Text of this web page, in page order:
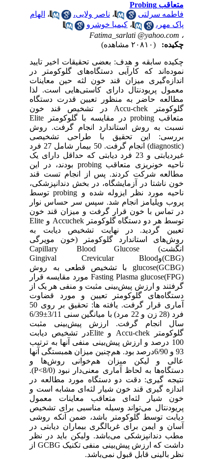
متعاقب Probing
فاطمه سرلتی
،ناصر ولایی، ،الهام
پاک مهر،
،کیمیا خوشرو
Fatima_sarlati @yahoo.com
چکیده:
چکیده سابقه و هدف: بعضی تحقیقات اخیر تایید
نموده‌اند که کارآیی دستگاه‌های گلوکومتر در
اندازه‌گیری میزان قند خون لثه حین معاینات
معمول پریودنتال دارای کاستی‌هایی است. لذا
مطالعه حاضر به منظور تعیین قدرت دستگاه
گلوکومتر Accu-chek در تشخیص قند خون
متعاقب probing در مقایسه با گلوکومتر Elite
نسبت به روش استاندارد انجام گرفت. روش
بررسی: این تحقیق با طراحی تشخیصی
(diagnostic) انجام گرفت. 50 بیمار شامل 27 فرد
غیردیابتی و 23 فرد دیابتی که حداقل دارای یک
ناحیه خونریزی متعاقب probing بودند، در این
مطالعه شرکت کردند. پس از انجام تست قند
خون ناشتا در آزمایشگاه، در بخش دندانپزشکی،
ناحیه مورد نظر ایزوله شده و probing توسط
پروب ویلیامز انجام شد. سپس سر حساس نوار
در تماس با خون قرار گرفت و میزان قند خون
توسط هر دو دستگاه گلوکومتر Accuchek و Elite
تعیین گردید. در نهایت تشخیص دیابت به
روش‌های استاندارد گلوکومتر (خون مویرگی
انگشت) Capillary Blood Glucose
(CBG)وGingival Crevicular Blood
glucose(GCBG) با تشخیص قطعی به روش
Fasting Plasma glucose(FPG) مورد مقایسه قرار
گرفتند و ارزش پیش‌بینی مثبت و منفی هر یک از
دستگاه‌های گلوکومتر تعیین و مورد قضاوت
آماری قرار گرفت. یافته ها: تحقیق بر روی 50
فرد (28 زن و 22 مرد) با میانگین سنی 3/11±6/39
سال انجام گرفت. ارزش پیش‌بینی مثبت
گلوکومتر Accu-chek و Eliteدر تشخیص دیابت
100 درصد و ارزش پیش‌بینی منفی آنها به ترتیب
93 و 6/90درصد بود. هم‌چنین میزان همبستگی آنها
عالی و لیکن میزان هم‌خوانی روش‌ها و
دستگاه‌ها به لحاظ آماری معنی‌دار نبود (8/0>P).
نتیجه گیری: دقت دو دستگاه مورد مطالعه در
اندازه گیری قند خون شیار لثه‌ای مشابه است و
خون شیار لثه‌ای متعاقب معاینات معمول
پریودنتال می‌تواند وسیله مناسبی برای تشخیص
دیابت توسط گلوکومتر باشد، ضمن آنکه روشی
آسان و ایمن برای غربالگری بیماران دیابتی در
مطب دندانپزشکی می‌باشد. ولیکن باید در نظر
داشت که ارزش پیش‌بینی منفی تکنیک GCBG از
نظر بالینی قابل قبول نمی‌باشد.